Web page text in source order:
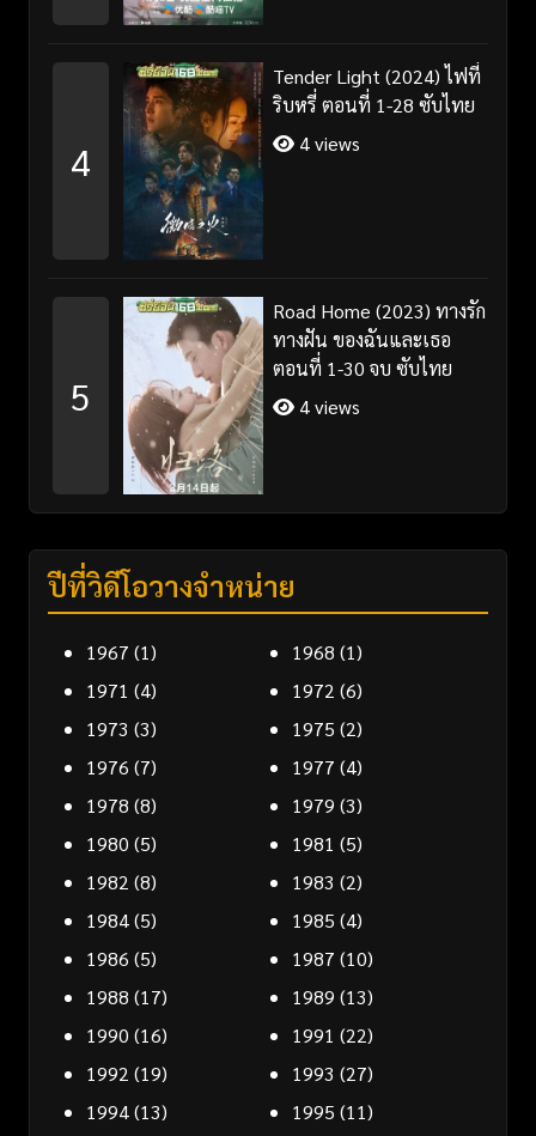
4
Tender Light (2024) ไฟที่
ริบหรี่ ตอนที่ 1-28 ซับไทย
4 views
5
Road Home (2023) ทางรัก
ทางฝัน ของฉันและเธอ
ตอนที่ 1-30 จบ ซับไทย
4 views
ปีที่วิดีโอวางจำหน่าย
1967 (1) 1968 (1)
1971 (4) 1972 (6)
1973 (3) 1975 (2)
1976 (7) 1977 (4)
1978 (8) 1979 (3)
1980 (5) 1981 (5)
1982 (8) 1983 (2)
1984(5) 1985 (4)
1986 (5) 1987 (10)
1988 (17) 1989 (13)
1990 (16) 1991 (22)
1992 (19) 1993 (27)
1994(13) 1995 (11)